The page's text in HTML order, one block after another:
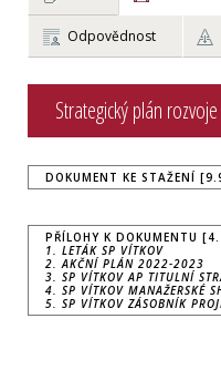
Odpovědnost
Strategický plán
DOKUMENT KE STAŽENÍ
PŘÍLOHY K DOKUMENTU
1. LETÁK SP VÍTKOV
2. AKČNÍ PLÁN 2022-2023
3. SP VÍTKOV AP TITULNÍ
4. SP VÍTKOV MANAŽERSKÉ
5. SP VÍTKOV ZÁSOBNÍK